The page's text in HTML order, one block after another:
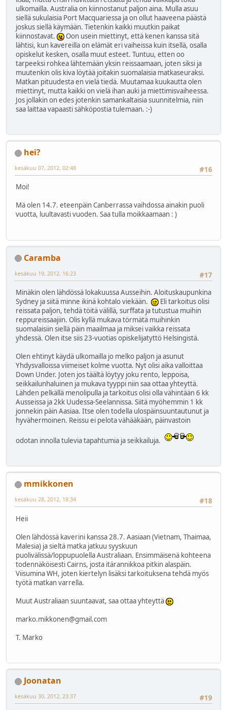
ulkomailla. Australia on kiinnostanut paljon aina. Mulla asuu
siellä sukulaisia Port Macquariessa ja on ollut haaveena päästä
joskus siellä käymään. Tietenkin kaikki muutkin paikat
kiinnostavat.
Oon usein miettinyt, että kenen kanssa sitä
lähtisi, kun kavereilla on elämät eri vaiheissa kuin itsellä, osalla
opiskelut kesken, osalla muut esteet. Tuntuu, etten oo
tarpeeksi rohkea lähtemään yksin reissaamaan, joten siksi ja
muutenkin olis kiva löytää joitakin suomalaisia matkaseuraksi.
Matkan pituudesta en vielä tiedä. Muutamaa kuukautta olen
miettinyt, mutta kaikki on vielä ihan auki ja miettimisvaiheessa.
Jos jollakin on edes jotenkin samankaltaisia suunnitelmia, niin
saa laittaa vapaasti sähköpostia tulemaan. :-)
hei?
#16
kesäkuu 07, 2012, 02:48
Moi!
Mä olen 14.7. eteenpäin Canberrassa vaihdossa ainakin puoli
vuotta, luultavasti vuoden. Saa tulla moikkaamaan : )
Caramba
#17
kesäkuu 19, 2012, 16:23
Minäkin olen lähdössä lokakuussa Ausseihin. Aloituskaupunkina
Sydney ja siitä minne ikinä kohtalo viekään.
Eli tarkoitus olisi
reissata paljon, tehdä töitä välillä, surffata ja tutustua muihin
reppureissaajiin. Olis kyllä mukava törmätä muihinkin
suomalaisiin siellä päin maailmaa ja miksei vaikka reissata
yhdessä. Olen itse siis 23-vuotias opiskelijatyttö Helsingistä.
Olen ehtinyt käydä ulkomailla jo melko paljon ja asunut
Yhdysvalloissa viimeiset kolme vuotta. Nyt olisi aika valloittaa
Down Under. Joten jos täältä löytyy joku rento, leppoisa,
seikkailunhaluinen ja mukava tyyppi niin saa ottaa yhteyttä.
Lähden pelkällä menolipulla ja tarkoitus olisi olla vähintään 6 kk
Ausseissa ja 2kk Uudessa-Seelannissa. Siitä myöhemmin 1 kk
jonnekin päin Aasiaa. Itse olen todella ulospäinsuuntautunut ja
hyvähermoinen. Reissu ei pelota vähääkään, päinvastoin
odotan innolla tulevia tapahtumia ja seikkailuja.
mmikkonen
#18
kesäkuu 28, 2012, 18:34
Heii
Olen lähdössä kaverini kanssa 28.7. Aasiaan (Vietnam, Thaimaa,
Malesia) ja sieltä matka jatkuu syyskuun
puolivälissä/loppupuolella Australiaan. Ensimmäisenä kohteena
todennäköisesti Cairns, josta itärannikkoa pitkin alaspäin.
Viisumina WH, joten kiertelyn lisäksi tarkoituksena tehdä myös
työtä matkan varrella.
Muut Australiaan suuntaavat, saa ottaa yhteyttä
marko.mikkonen@gmail.com
T. Marko
Joonatan
#19
kesäkuu 30, 2012, 23:37